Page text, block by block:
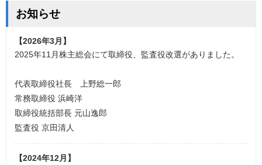
お知らせ
2025年11月株主総会にて取締役、監査役改選がありました。
代表取締役社長 上野総一郎
常務取締役 浜崎洋
取締役統括部長 元山逸郎
監査役 京田清人